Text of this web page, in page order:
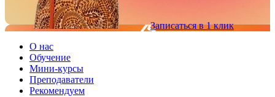
Записаться в 1 клик
О нас
Обучение
Мини-курсы
Преподаватели
Рекомендуем